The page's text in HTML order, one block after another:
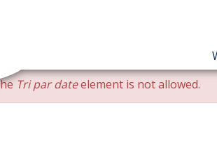
Tri par dateelement is not allowed.